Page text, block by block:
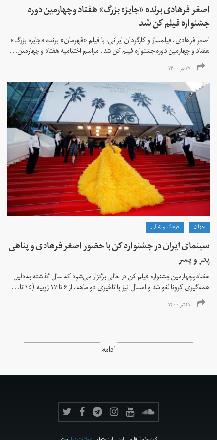
اصغر فرهادی برنده «جایزه بزرگ»‌ هفتاد‌ وچهارمین دوره
جشنواره فیلم کن شد
اصغر فرهادی، فیلمساز و کارگردان ایرانی، با فیلم «قهرمان» برنده «جایزه بزرگ»
هفتاد و چهارمین دوره جشنواره فیلم کن شد. مراسم اختتامیه هفتاد و چهارمین...
۲۷ تیر ۱۴۰۰
جهان فرهنگ و زندگی
سینمای ایران در جشنواره کن با حضور اصغر فرهادی و پناهی
پدر و پسر
هفتادوچهارمین جشنواره فیلم کن در حالی برگزار می‌شود که سال گذشته به‌دلیل
همه‌گیری کرونا لغو شد و امسال نیز با تاخیری دو ماهه، از ۶ تا ۱۷ ژوییه (۱۵ تا...
۲۱ تیر ۱۴۰۰
ادامه